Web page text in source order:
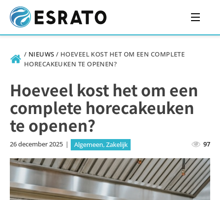
/ NIEUWS / HOEVEEL KOST HET OM EEN COMPLETE
HORECAKEUKEN TE OPENEN?
Hoeveel kost het om een
complete horecakeuken
te openen?
26 december 2025 | Algemeen,Zakelijk 97